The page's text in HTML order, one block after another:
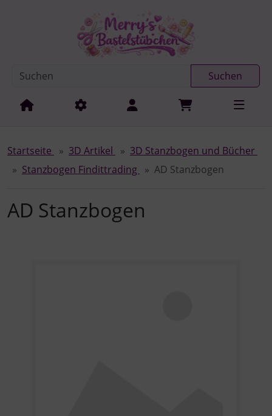
Springe zur Navigation
Suchen
Startseite 3D Artikel
3D Stanzbogen und Bücher
Stanzbogen Findittrading
AD Stanzbogen
AD Stanzbogen